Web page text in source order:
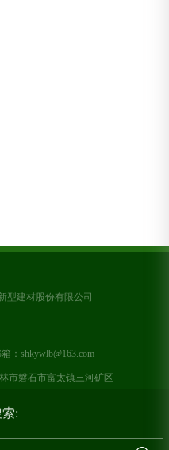
型建材股份有限公司
箱：shkywlb@163.com
市磐石市富太镇三河矿区
: